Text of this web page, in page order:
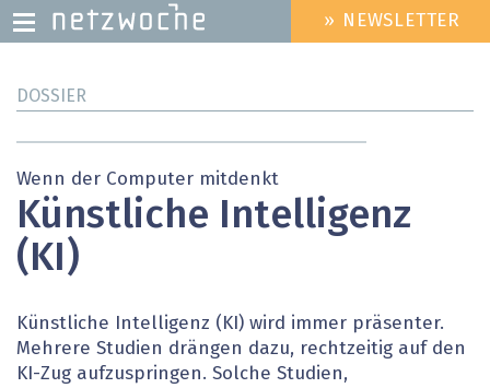
zum
HEADER
MENU
» NEWSLETTER
DOSSIER
Wenn der Computer mitdenkt
Künstliche Intelligenz
(KI)
Künstliche Intelligenz (KI) wird immer präsenter.
Mehrere Studien drängen dazu, rechtzeitig auf den
KI-Zug aufzuspringen. Solche Studien,